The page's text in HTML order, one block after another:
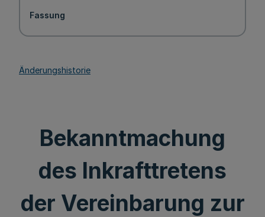
Fassung
Änderungshistorie
Bekanntmachung
des Inkrafttretens
der Vereinbarung zur